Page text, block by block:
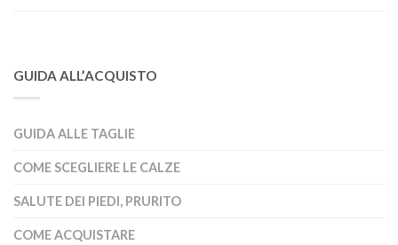
GUIDA ALL’ACQUISTO
GUIDA ALLE TAGLIE
COME SCEGLIERE LE CALZE
SALUTE DEI PIEDI, PRURITO
COME ACQUISTARE